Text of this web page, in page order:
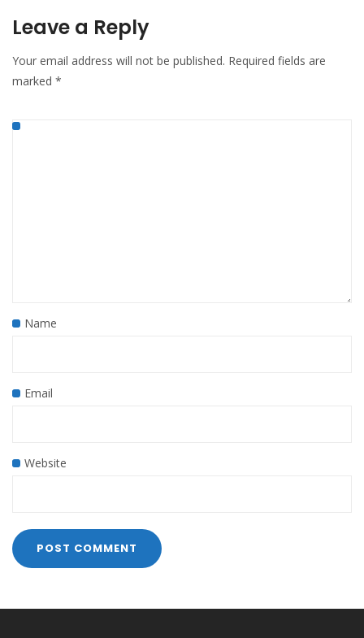
Leave a Reply
Your email address will not be published. Required fields are
marked *
Name
Email
Website